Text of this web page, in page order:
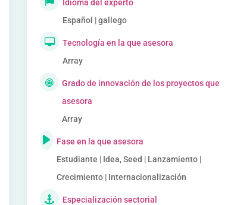
Idioma del experto
Español | gallego
Tecnología en la que asesora
Array
Grado de innovación de los proyectos que
asesora
Array
Fase en la que asesora
Estudiante | Idea, Seed | Lanzamiento |
Crecimiento | Internacionalización
Especialización sectorial